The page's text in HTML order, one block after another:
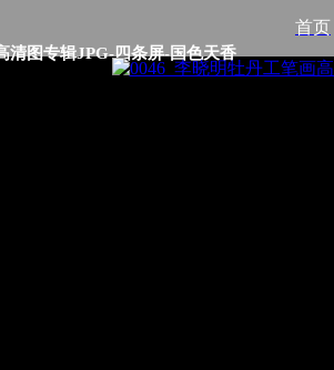
清图专辑JPG-四条屏-国色天香
首页